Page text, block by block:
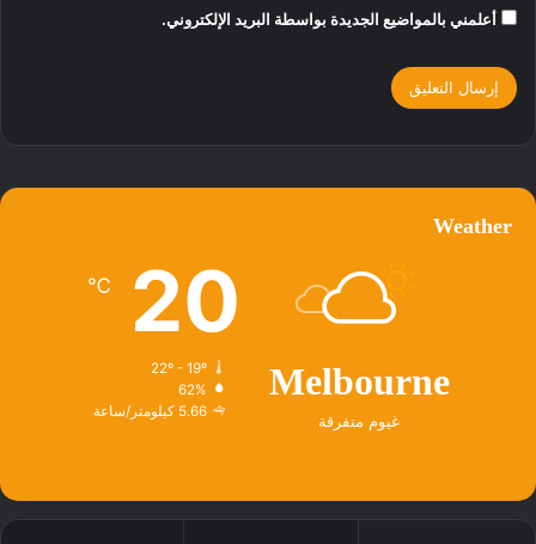
أعلمني بالمواضيع الجديدة بواسطة البريد الإلكتروني.
Weather
Melbourne
غيوم متفرقة
20
℃
22º - 19º
62%
5.66 كيلومتر/ساعة